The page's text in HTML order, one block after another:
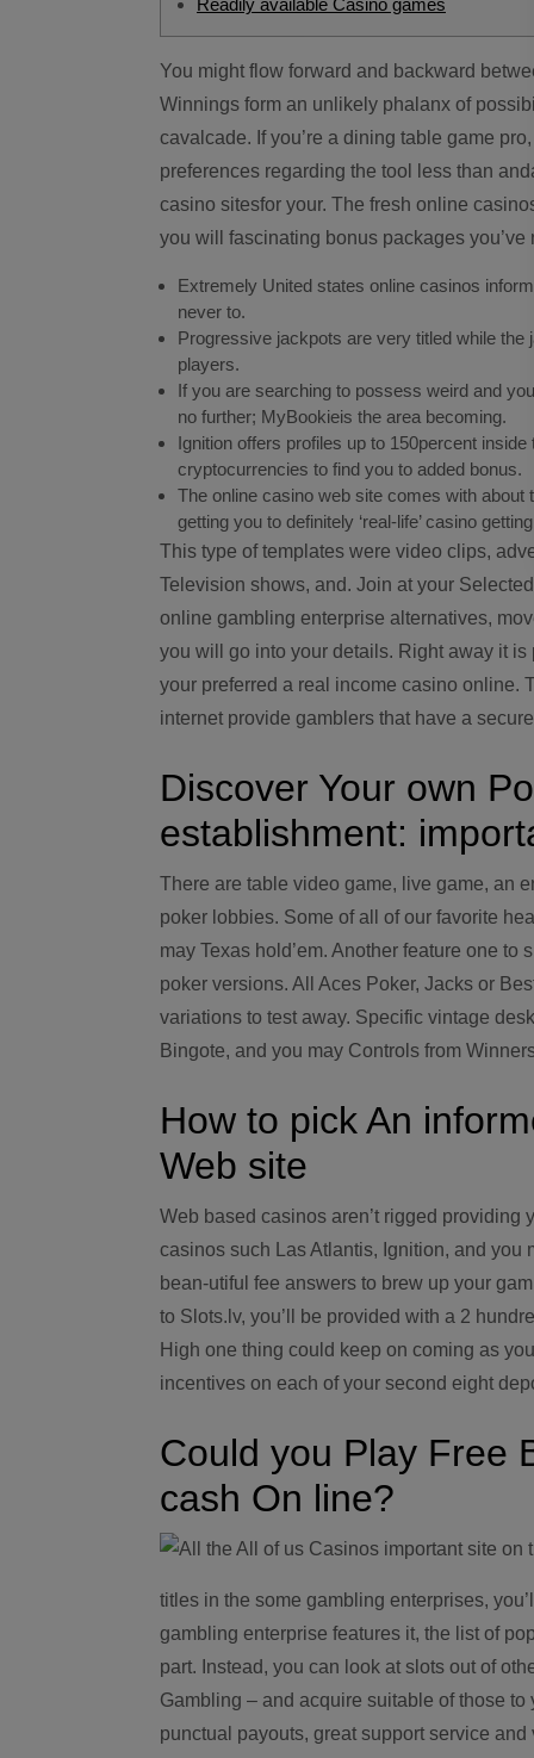
Readily available Casino games
You might flow forward and backward between them without much problem. Wheely Wheely Huge
Winnings form an unlikely phalanx of
cavalcade. If you’re a dining table game
preferences regarding the tool less than
casino sitesfor your. The fresh online
you will fascinating bonus packages you’ve
Extremely United states online casinos
never to.
Progressive jackpots are very titled while
players.
If you are searching to possess weird and
no further; MyBookieis the area becoming.
Ignition offers profiles up to 150percent
cryptocurrencies to find you to added bonus.
The online casino web site comes with
getting you to definitely ‘real-life’ casino
This type of templates were video clips,
Television shows, and. Join at your
online gambling enterprise alternatives,
you will go into your details. Right away it
your preferred a real income casino online.
internet provide gamblers that have a
Discover Your own
establishment:
There are table video game, live game, an
poker lobbies. Some of all of our favorite
may Texas hold’em. Another feature one
poker versions. All Aces Poker, Jacks or
variations to test away. Specific vintage
Bingote, and you may Controls from
How to pick An
Web site
Web based casinos aren’t rigged
casinos such Las Atlantis, Ignition, and you
bean-utiful fee answers to brew up your
to Slots.lv, you’ll be provided with a 2
High one thing could keep on coming as
incentives on each of your second eight
Could you Play Free
cash On line?
titles in the some gambling enterprises,
gambling enterprise features it, the list of
part. Instead, you can look at slots out of
Gambling – and acquire suitable of those
punctual payouts, great support service